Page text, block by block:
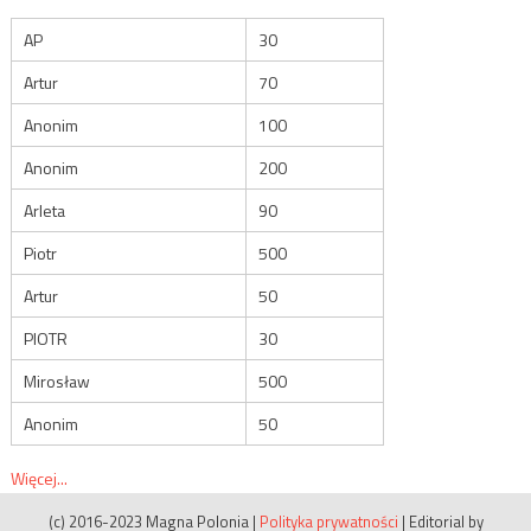
AP
30
Artur
70
Anonim
100
Anonim
200
Arleta
90
Piotr
500
Artur
50
PIOTR
30
Mirosław
500
Anonim
50
Więcej...
(c) 2016-2023 Magna Polonia | Polityka prywatności | Editorial by